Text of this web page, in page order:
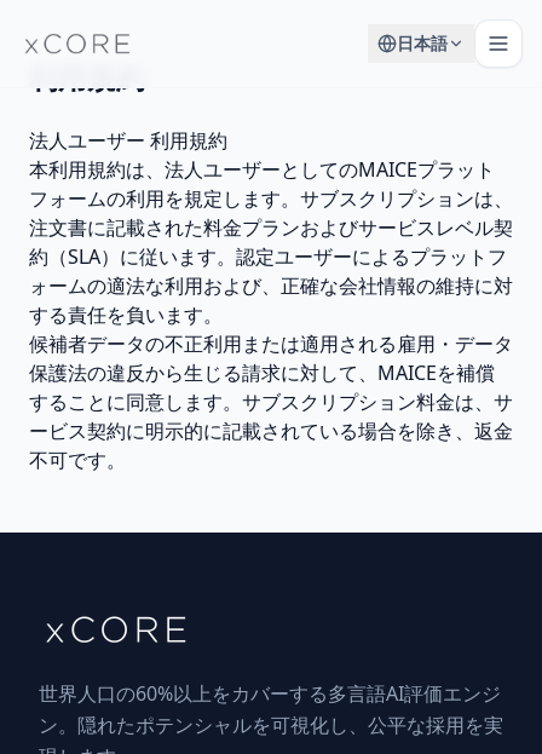
日本語
法人ユーザー 利用規約
本利用規約は、法人ユーザーとしてのMAICEプラット
フォームの利用を規定します。サブスクリプションは、
注文書に記載された料金プランおよびサービスレベル契
約（SLA）に従います。認定ユーザーによるプラットフ
ォームの適法な利用および、正確な会社情報の維持に対
する責任を負います。
候補者データの不正利用または適用される雇用・データ
保護法の違反から生じる請求に対して、MAICEを補償
することに同意します。サブスクリプション料金は、サ
ービス契約に明示的に記載されている場合を除き、返金
不可です。
世界人口の60%以上をカバーする多言語AI評価エンジ
ン。隠れたポテンシャルを可視化し、公平な採用を実